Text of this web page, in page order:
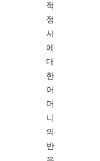
적
정
서
에
대
한
어
머
니
의
반